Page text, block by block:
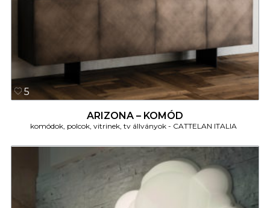
5
ARIZONA – KOMÓD
komódok, polcok, vitrinek, tv állványok CATTELAN ITALIA